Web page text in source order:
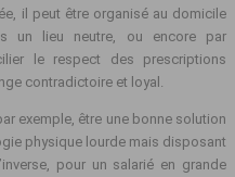
il peut être organisé au domicile
un lieu neutre, ou encore par
le respect des prescriptions
contradictoire et loyal.
exemple, être une bonne solution
physique lourde mais disposant
pour un salarié en grande